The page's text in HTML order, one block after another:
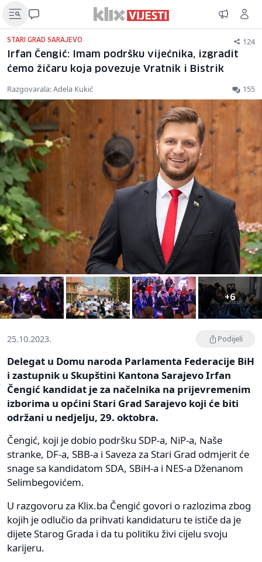
STARI GRAD SARAJEVO 124
Irfan Čengić: Imam podršku vijećnika, izgradit
ćemo žičaru koja povezuje Vratnik i Bistrik
Razgovarala: Adela Kukić 155
+6
25.10.2023. Podijeli
Delegat u Domu naroda Parlamenta Federacije BiH
i zastupnik u Skupštini Kantona Sarajevo Irfan
Čengić kandidat je za načelnika na prijevremenim
izborima u općini Stari Grad Sarajevo koji će biti
održani u nedjelju, 29. oktobra.
Čengić, koji je dobio podršku SDP-a, NiP-a, Naše
stranke, DF-a, SBB-a i Saveza za Stari Grad odmjerit će
snage sa kandidatom SDA, SBiH-a i NES-a Dženanom
Selimbegovićem.
U razgovoru za Klix.ba Čengić govori o razlozima zbog
kojih je odlučio da prihvati kandidaturu te ističe da je
dijete Starog Grada i da tu politiku živi cijelu svoju
karijeru.